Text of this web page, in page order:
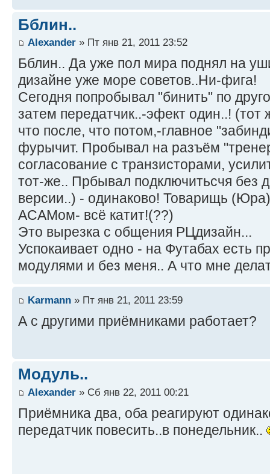
Бблин..
Alexander » Пт янв 21, 2011 23:52
Бблин.. Да уже пол мира поднял на
дизайне уже море советов..Ни-фига!
Сегодня попробывал "бинить" по
затем передатчик..-эфект один..! (тот
что после, что потом,-главное
фурычит. Пробывал на разъём
согласование с транзисторами,
тот-же.. Прбывал подключитьсчя без
версии..) - одинаково! Товарищь
АСАМом- всё катит!(??)
Это вырезка с общения РЦдизайн...
Успокаивает одно - на Футабах есть
модулями и без меня.. А что мне
Karmann » Пт янв 21, 2011 23:59
А с другими приёмниками работает?
Модуль..
Alexander » Сб янв 22, 2011 00:21
Приёмника два, оба реагируют
передатчик повесить..в понедельник..